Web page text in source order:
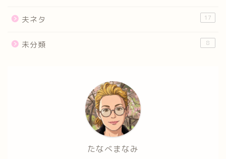
夫ネタ 17
未分類 8
たなべまなみ